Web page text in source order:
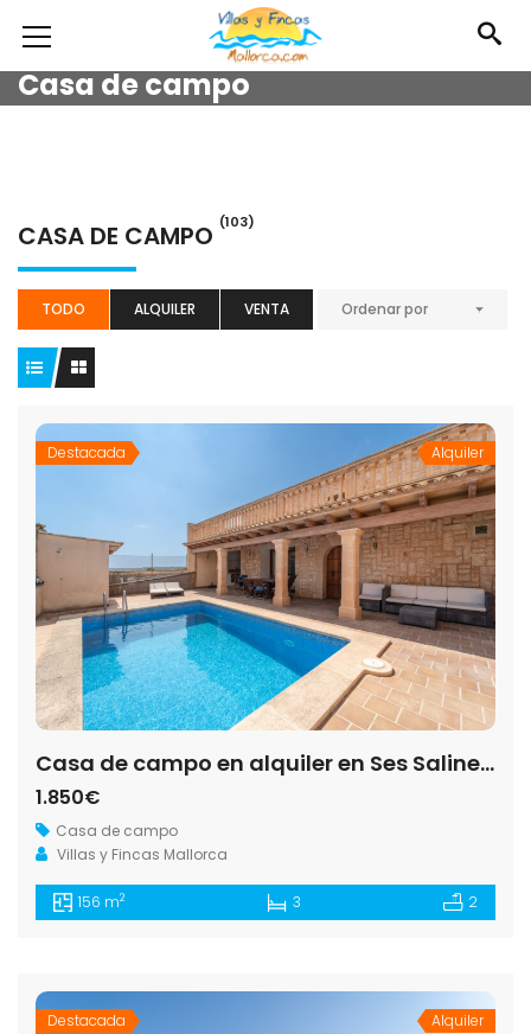
Casa de campo
CASA DE CAMPO (103)
TODO ALQUILER VENTA Ordenar por
Destacada Alquiler
Casa de campo en alquiler en Ses Salines con piscina y vistas al mar
1.850€
Casa de campo
Villas y Fincas Mallorca
156 m2 3 2
Destacada Alquiler